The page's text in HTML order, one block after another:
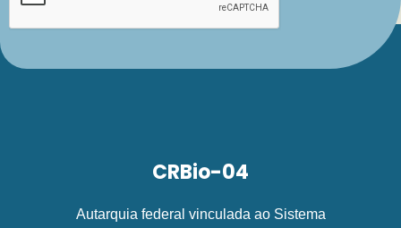
CRBio-04
Autarquia federal vinculada ao Sistema